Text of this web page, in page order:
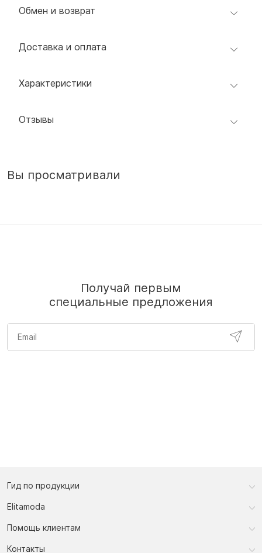
Обмен и возврат
Доставка и оплата
Характеристики
Отзывы
Вы просматривали
Получай первым
специальные предложения
Гид по продукции
Elitamoda
Помощь клиентам
Контакты